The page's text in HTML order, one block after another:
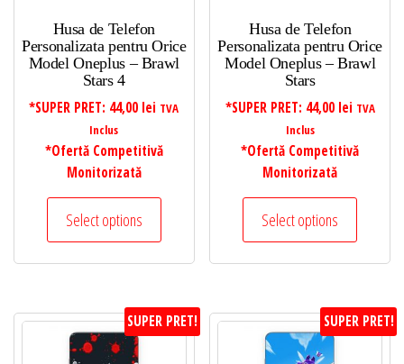
Husa de Telefon
Personalizata pentru Orice
Model Oneplus – Brawl
Stars 4
*SUPER PRET: 44,00 lei TVA
Inclus
*Ofertă Competitivă
Monitorizată
Select options
Husa de Telefon
Personalizata pentru Orice
Model Oneplus – Brawl
Stars
*SUPER PRET: 44,00 lei TVA
Inclus
*Ofertă Competitivă
Monitorizată
Select options
SUPER PRET! SUPER PRET!